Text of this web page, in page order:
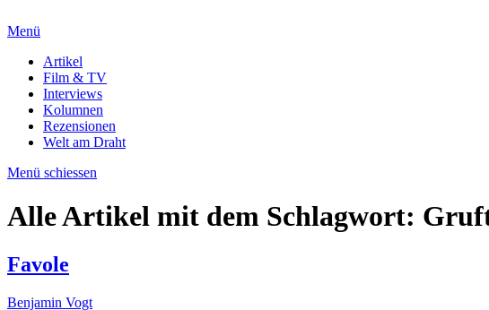
Menü
Artikel
Film & TV
Interviews
Kolumnen
Rezensionen
Welt am Draht
Menü schiessen
Alle Artikel mit dem Schlagwort:
Favole
Benjamin Vogt